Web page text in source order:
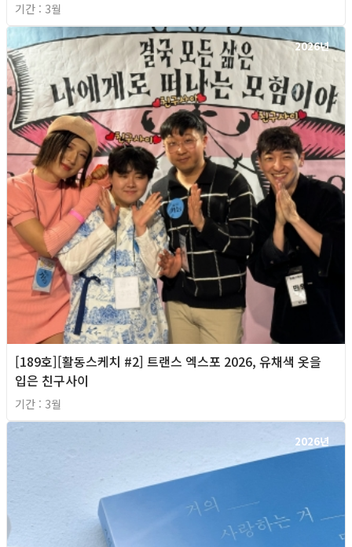
기간 : 3월
2026년
[189호][활동스케치 #2] 트랜스 엑스포 2026, 유채색 옷을
입은 친구사이
기간 : 3월
2026년